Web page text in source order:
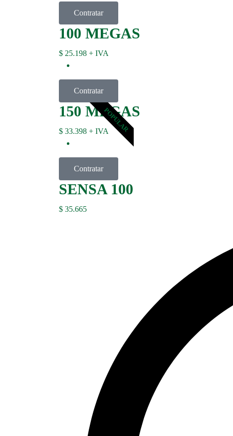
Contratar
100 MEGAS
$ 25.198 + IVA
Contratar
POPULAR
150 MEGAS
$ 33.398 + IVA
Contratar
SENSA 100
$ 35.665